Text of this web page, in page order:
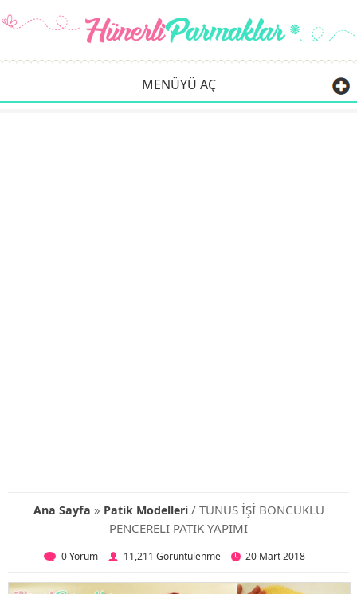
MENÜYÜ AÇ
Ana Sayfa » Patik Modelleri/ TUNUS İŞİ BONCUKLU
PENCERELİ PATİK YAPIMI
0 Yorum 11,211 Görüntülenme 20 Mart 2018